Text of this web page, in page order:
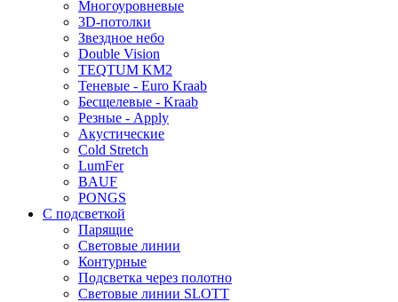
Многоуровневые
3D-потолки
Звездное небо
Double Vision
TEQTUM KM2
Теневые - Euro Kraab
Бесщелевые - Kraab
Резные - Apply
Акустические
Cold Stretch
LumFer
BAUF
PONGS
С подсветкой
Парящие
Световые линии
Контурные
Подсветка через полотно
Световые линии SLOTT